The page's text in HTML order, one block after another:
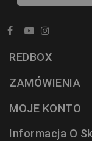
REDBOX
ZAMÓWIENIA
MOJE KONTO
Informacja O